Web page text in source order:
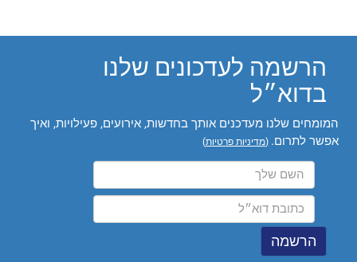
הרשמה לעדכונים שלנו
בדוא״ל
המומחים שלנו מעדכנים אותך בחדשות, אירועים, פעילויות, ואיך
אפשר לתרום. (מדיניות פרטיות)